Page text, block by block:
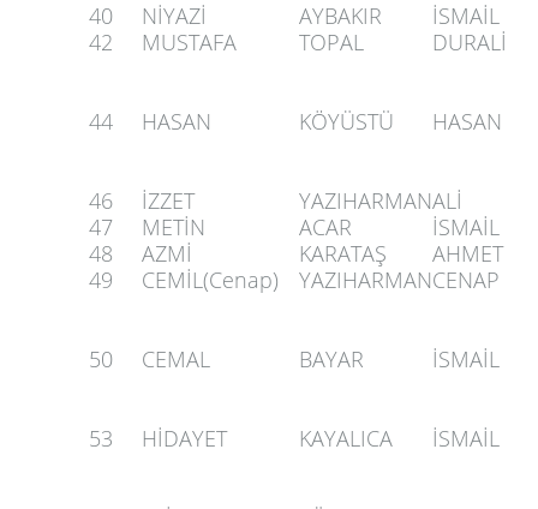
40 NİYAZİ AYBAKIR
İSMAİL
42
MUSTAFA TOPAL DURALİ
44 HASAN KÖYÜSTÜ HASAN
46 İZZET YAZIHARMANALİ
47
METİN ACAR
İSMAİL
48
AZMİ KARATAŞ
AHMET
49
CEMİL(Cenap) YAZIHARMANCENAP
50 CEMAL BAYAR İSMAİL
53 HİDAYET KAYALICA İSMAİL